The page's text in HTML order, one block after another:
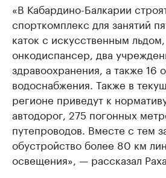
«В Кабардино-Балкарии
спорткомплекс для занятий
каток с искусственным
онкодиспансер, два
здравоохранения, а также 16
водоснабжения. Также в
регионе приведут к
автодорог, 275 погонных
путепроводов. Вместе с тем
обустройство более 80 км
освещения», — рассказал